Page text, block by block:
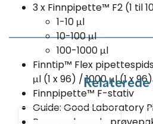
3 x Finnpipette™ F2 (1 til
1-10 μl
10-100 μl
100-1000 μl
Finntip™ Flex
μl (1 x 96) / 1000 μl (1 x 96)
Finnpipette™ F-stativ
Guide: Good Laboratory